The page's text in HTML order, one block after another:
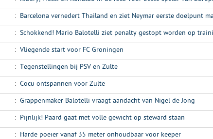
: Barcelona vernedert Thailand en ziet Neymar eerste doelpunt
: Schokkend! Mario Balotelli ziet penalty gestopt worden op
: Vliegende start voor FC Groningen
: Tegenstellingen bij PSV en Zulte
: Cocu ontspannen voor Zulte
: Grappenmaker Balotelli vraagt aandacht van Nigel de Jong
: Pijnlijk! Paard gaat met volle gewicht op steward staan
: Harde poeier vanaf 35 meter onhoudbaar voor keeper